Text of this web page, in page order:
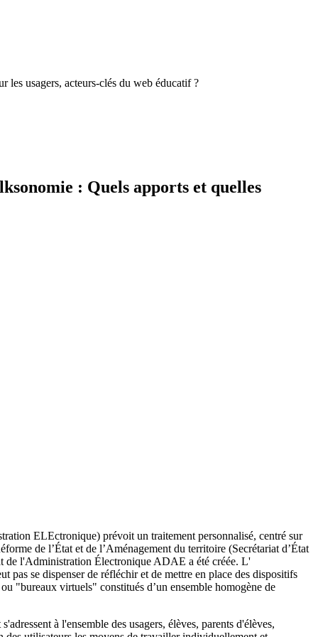
les usagers, acteurs-clés du web éducatif ?
: Quels apports et quelles
ELEctronique) prévoit un traitement personnalisé, centré sur
de l’État et de l’Aménagement du territoire (Secrétariat d’État
de l'Administration Électronique ADAE a été créée. L'
se dispenser de réfléchir et de mettre en place des dispositifs
"bureaux virtuels" constitués d’un ensemble homogène de
à l'ensemble des usagers, élèves, parents d'élèves,